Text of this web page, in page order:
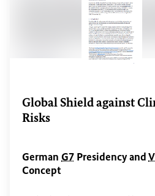
Global Shield against
Risks
German G7 Presidencyand
Concept